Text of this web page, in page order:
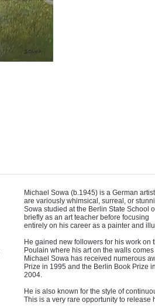
Michael Sowa (b.1945) is a German
are variously whimsical, surreal, or
Sowa studied at the Berlin State School
briefly as an art teacher before focusing
entirely on his career as a painter and
He gained new followers for his work
Poulain where his art on the walls
Michael Sowa has received numerous
Prize in 1995 and the Berlin Book Prize
2004.
He is also known for the style of
This is a very rare opportunity to release